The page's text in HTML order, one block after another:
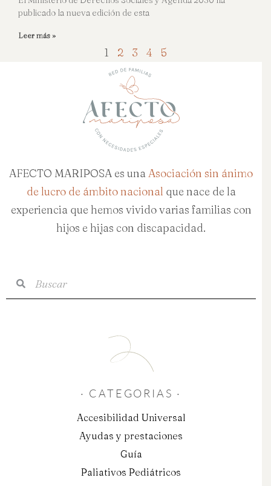
publicado la nueva edición de esta
Leer más »
1 2 3 4 5
AFECTO MARIPOSA es una Asociación sin ánimo
de lucro de ámbito nacional que nace de la
experiencia que hemos vivido varias familias con
hijos e hijas con discapacidad.
Buscar
· CATEGORIAS ·
Accesibilidad Universal
Ayudas y prestaciones
Guía
Paliativos Pediátricos